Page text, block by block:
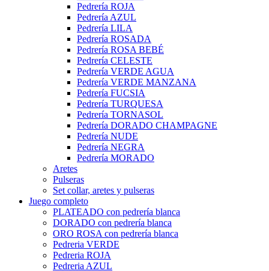
Pedrería ROJA
Pedrería AZUL
Pedrería LILA
Pedrería ROSADA
Pedrería ROSA BEBÉ
Pedrería CELESTE
Pedrería VERDE AGUA
Pedrería VERDE MANZANA
Pedrería FUCSIA
Pedrería TURQUESA
Pedrería TORNASOL
Pedrería DORADO CHAMPAGNE
Pedrería NUDE
Pedrería NEGRA
Pedrería MORADO
Aretes
Pulseras
Set collar, aretes y pulseras
Juego completo
PLATEADO con pedrería blanca
DORADO con pedrería blanca
ORO ROSA con pedrería blanca
Pedreria VERDE
Pedreria ROJA
Pedreria AZUL